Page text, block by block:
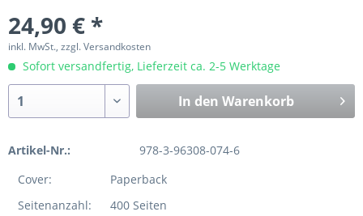
24,90 € *
inkl. MwSt., zzgl. Versandkosten
Sofort versandfertig, Lieferzeit ca. 2-5 Werktage
In den Warenkorb
Artikel-Nr.:
978-3-96308-074-6
Cover:
Paperback
Seitenanzahl:
400 Seiten